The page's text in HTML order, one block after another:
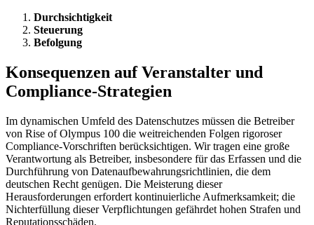
Durchsichtigkeit
Steuerung
Befolgung
Konsequenzen auf Veranstalter und
Compliance-Strategien
Im dynamischen Umfeld des Datenschutzes müssen die Betreiber
von Rise of Olympus 100 die weitreichenden Folgen rigoroser
Compliance-Vorschriften berücksichtigen. Wir tragen eine große
Verantwortung als Betreiber, insbesondere für das Erfassen und die
Durchführung von Datenaufbewahrungsrichtlinien, die dem
deutschen Recht genügen. Die Meisterung dieser
Herausforderungen erfordert kontinuierliche Aufmerksamkeit; die
Nichterfüllung dieser Verpflichtungen gefährdet hohen Strafen und
Reputationsschäden.